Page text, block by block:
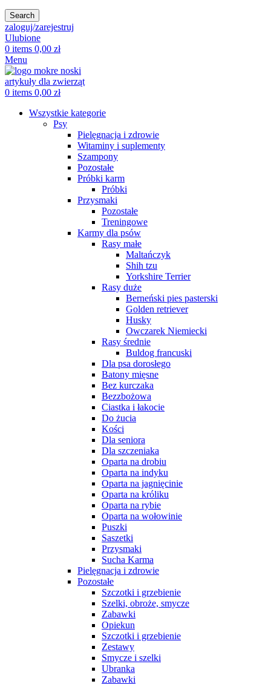
Search
zaloguj/zarejestruj
Ulubione
0 items 0,00 zł
Menu
0 items 0,00 zł
Wszystkie kategorie
Psy
Pielęgnacja i zdrowie
Witaminy i suplementy
Szampony
Pozostałe
Próbki karm
Próbki
Przysmaki
Pozostałe
Treningowe
Karmy dla psów
Rasy małe
Maltańczyk
Shih tzu
Yorkshire Terrier
Rasy duże
Berneński pies pasterski
Golden retriever
Husky
Owczarek Niemiecki
Rasy średnie
Buldog francuski
Dla psa dorosłego
Batony mięsne
Bez kurczaka
Bezzbożowa
Ciastka i łakocie
Do żucia
Kości
Dla seniora
Dla szczeniaka
Oparta na drobiu
Oparta na indyku
Oparta na jagnięcinie
Oparta na króliku
Oparta na rybie
Oparta na wołowinie
Puszki
Saszetki
Przysmaki
Sucha Karma
Pielęgnacja i zdrowie
Pozostałe
Szczotki i grzebienie
Szelki, obroże, smycze
Zabawki
Opiekun
Szczotki i grzebienie
Zestawy
Smycze i szelki
Ubranka
Zabawki